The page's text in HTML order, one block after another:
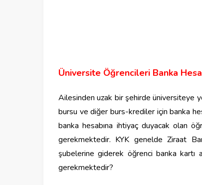
Üniversite Öğrencileri Banka
Ailesinden uzak bir şehirde üniversiteye
bursu ve diğer burs-krediler için banka
banka hesabına ihtiyaç duyacak olan
gerekmektedir. KYK genelde Ziraat
şubelerine giderek öğrenci banka kartı
gerekmektedir?